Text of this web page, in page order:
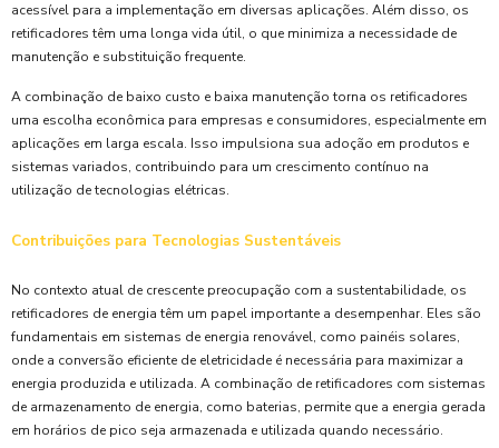
acessível para a implementação em diversas aplicações. Além disso, os
retificadores têm uma longa vida útil, o que minimiza a necessidade de
manutenção e substituição frequente.
A combinação de baixo custo e baixa manutenção torna os retificadores
uma escolha econômica para empresas e consumidores, especialmente em
aplicações em larga escala. Isso impulsiona sua adoção em produtos e
sistemas variados, contribuindo para um crescimento contínuo na
utilização de tecnologias elétricas.
Contribuições para Tecnologias Sustentáveis
No contexto atual de crescente preocupação com a sustentabilidade, os
retificadores de energia têm um papel importante a desempenhar. Eles são
fundamentais em sistemas de energia renovável, como painéis solares,
onde a conversão eficiente de eletricidade é necessária para maximizar a
energia produzida e utilizada. A combinação de retificadores com sistemas
de armazenamento de energia, como baterias, permite que a energia gerada
em horários de pico seja armazenada e utilizada quando necessário.